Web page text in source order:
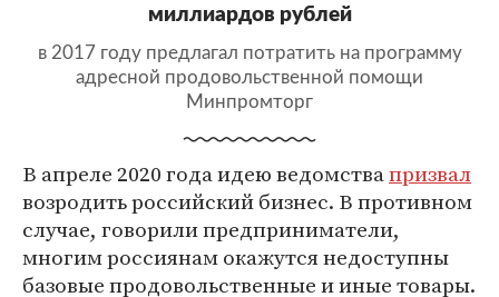
миллиардов рублей
в 2017 году предлагал потратить на программу
адресной продовольственной помощи
Минпромторг
В апреле 2020 года идею ведомствапризвал
возродить российский бизнес. В противном
случае, говорили предприниматели,
многим россиянам окажутся недоступны
базовые продовольственные и иные товары.